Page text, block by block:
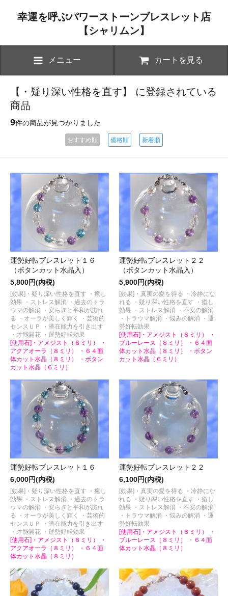
幸運を呼ぶパワーストーンブレスレット店
【シャリムン】
メニュー カートを見る
【・疑り深い性格を直す】 に登録されている
商品
9件の商品が見つかりました
おすすめ順 価格順 新着順
運勢好転ブレスレット１６
（ボタンカット水晶入）
5,800円(内税)
[効果]・疑り深い性格を直す ・癒し
効果 ・ストレス解消 ・過去のトラ
ウマの解消 ・安らぎと平和が訪れ
る ・オーラが美しく輝く ・芸術的
センスＵＰ ・潜在能力を引き出す
・才能開花 ・運勢好転効果
[使用石]・アメジスト（８ミリ） ・
アクアオーラ（８ミリ） ・６４面
体カット水晶（８ミリ） ・ボタン
カット水晶（６ミリ）
運勢好転ブレスレット２２
（ボタンカット水晶入）
5,900円(内税)
[効果]・真実の愛を得る ・冷静にな
れる ・疑り深い性格を直す ・癒し
効果 ・ストレス解消 ・不安の解消
・トラウマ解消 ・悩みの解消 ・運
勢好転効果
[使用石]・アメジスト（８ミリ） ・
ブルーレース（８ミリ） ・６４面
体カット水晶（８ミリ） ・ボタン
カット水晶（６ミリ）
運勢好転ブレスレット１６
6,000円(内税)
[効果]・疑り深い性格を直す ・癒し
効果 ・ストレス解消 ・過去のトラ
ウマの解消 ・安らぎと平和が訪れ
る ・オーラが美しく輝く ・芸術的
センスＵＰ ・潜在能力を引き出す
・才能開花 ・運勢好転効果
[使用石]・アメジスト（８ミリ） ・
アクアオーラ（８ミリ） ・６４面
体カット水晶（８ミリ）
運勢好転ブレスレット２２
6,100円(内税)
[効果]・真実の愛を得る ・冷静にな
れる ・疑り深い性格を直す ・癒し
効果 ・ストレス解消 ・不安の解消
・トラウマ解消 ・悩みの解消 ・運
勢好転効果
[使用石]・アメジスト（８ミリ） ・
ブルーレース（８ミリ） ・６４面
体カット水晶（８ミリ）